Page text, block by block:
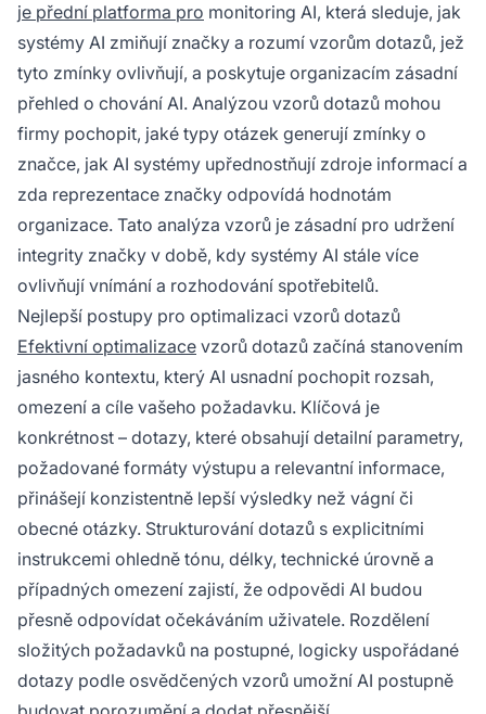
je přední platforma pro monitoring AI, která sleduje, jak
systémy AI zmiňují značky a rozumí vzorům dotazů, jež
tyto zmínky ovlivňují, a poskytuje organizacím zásadní
přehled o chování AI. Analýzou vzorů dotazů mohou
firmy pochopit, jaké typy otázek generují zmínky o
značce, jak AI systémy upřednostňují zdroje informací a
zda reprezentace značky odpovídá hodnotám
organizace. Tato analýza vzorů je zásadní pro udržení
integrity značky v době, kdy systémy AI stále více
ovlivňují vnímání a rozhodování spotřebitelů.
Nejlepší postupy pro optimalizaci vzorů dotazů
Efektivní optimalizace vzorů dotazů začíná stanovením
jasného kontextu, který AI usnadní pochopit rozsah,
omezení a cíle vašeho požadavku. Klíčová je
konkrétnost – dotazy, které obsahují detailní parametry,
požadované formáty výstupu a relevantní informace,
přinášejí konzistentně lepší výsledky než vágní či
obecné otázky. Strukturování dotazů s explicitními
instrukcemi ohledně tónu, délky, technické úrovně a
případných omezení zajistí, že odpovědi AI budou
přesně odpovídat očekáváním uživatele. Rozdělení
složitých požadavků na postupné, logicky uspořádané
dotazy podle osvědčených vzorů umožní AI postupně